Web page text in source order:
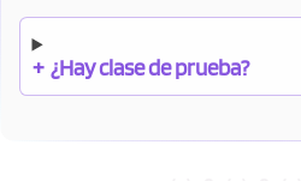
+ ¿Hay clase de prueba?